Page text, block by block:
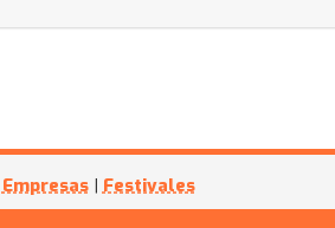
Empresas | Festivales